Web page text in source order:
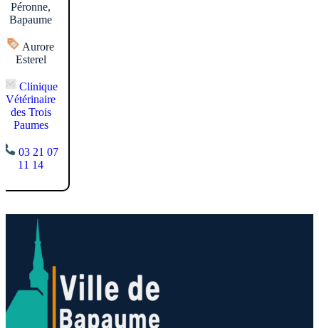
Péronne,
Bapaume
Aurore
Esterel
Clinique
Vétérinaire
des Trois
Paumes
03 21 07
11 14